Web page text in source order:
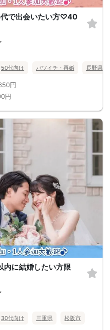
で出会いたい方♡40
50代向け バツイチ・再婚 長野県
円
円
内に結婚したい方限
30代向け 三重県 松阪市